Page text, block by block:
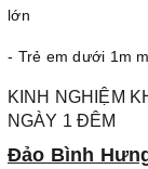
lớn
- Trẻ em dưới 1m
KINH NGHIỆM
NGÀY 1 ĐÊM
Đảo Bình